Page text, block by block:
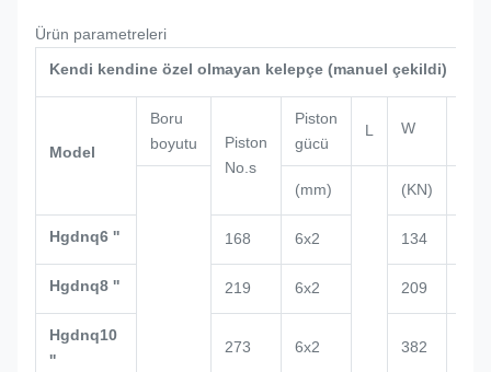
Ürün parametreleri
Kendi kendine özel olmayan kelepçe (manuel çekildi)
Model
Boru
boyutu
Piston
No.s
Piston
gücü
L W
(mm) (KN)
Hgdnq6 '' 168 6x2 134
Hgdnq8 '' 219 6x2 209
Hgdnq10
''
273 6x2 382